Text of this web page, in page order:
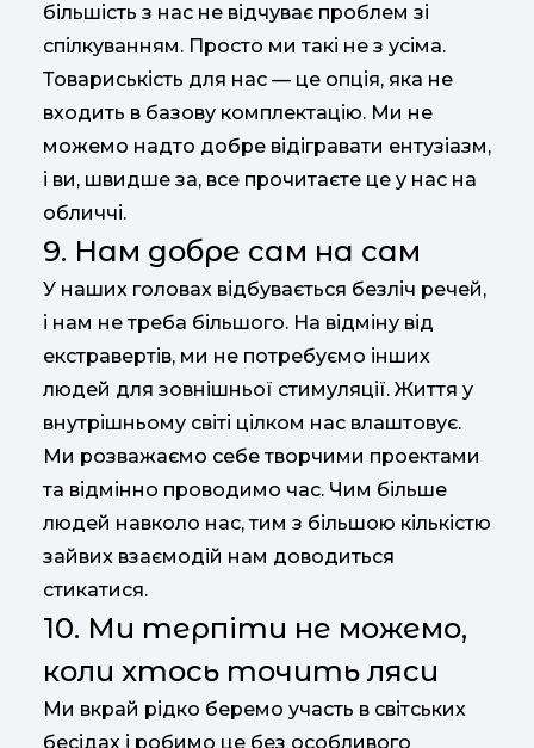
більшість з нас не відчуває проблем зі
спілкуванням. Просто ми такі не з усіма.
Товариськість для нас — це опція, яка не
входить в базову комплектацію. Ми не
можемо надто добре відігравати ентузіазм,
і ви, швидше за, все прочитаєте це у нас на
обличчі.
9. Нам добре сам на сам
У наших головах відбувається безліч речей,
і нам не треба більшого. На відміну від
екстравертів, ми не потребуємо інших
людей для зовнішньої стимуляції. Життя у
внутрішньому світі цілком нас влаштовує.
Ми розважаємо себе творчими проектами
та відмінно проводимо час. Чим більше
людей навколо нас, тим з більшою кількістю
зайвих взаємодій нам доводиться
стикатися.
10. Ми терпіти не можемо,
коли хтось точить ляси
Ми вкрай рідко беремо участь в світських
бесідах і робимо це без особливого